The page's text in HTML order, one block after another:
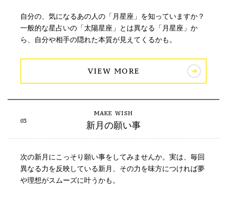
自分の、気になるあの人の「月星座」を知っていますか？
一般的な星占いの「太陽星座」とは異なる「月星座」か
ら、自分や相手の隠れた本質が見えてくるかも。
VIEW MORE
新月の願い事
次の新月にこっそり願い事をしてみませんか。実は、毎回
異なる力を反映している新月、その力を味方につければ夢
や理想がスムーズに叶うかも。